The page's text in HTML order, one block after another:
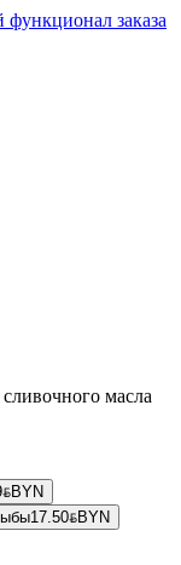
заказа
масла
BYNBYN
17.50BYNBYN